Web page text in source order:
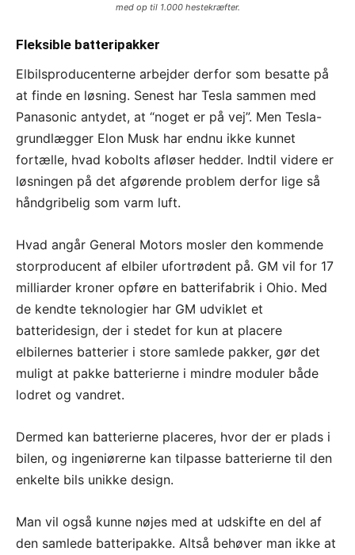
med op til 1.000 hestekræfter.
Fleksible batteripakker
Elbilsproducenterne arbejder derfor som besatte på
at finde en løsning. Senest har Tesla sammen med
Panasonic antydet, at “noget er på vej”. Men Tesla-
grundlægger Elon Musk har endnu ikke kunnet
fortælle, hvad kobolts afløser hedder. Indtil videre er
løsningen på det afgørende problem derfor lige så
håndgribelig som varm luft.
Hvad angår General Motors mosler den kommende
storproducent af elbiler ufortrødent på. GM vil for 17
milliarder kroner opføre en batterifabrik i Ohio. Med
de kendte teknologier har GM udviklet et
batteridesign, der i stedet for kun at placere
elbilernes batterier i store samlede pakker, gør det
muligt at pakke batterierne i mindre moduler både
lodret og vandret.
Dermed kan batterierne placeres, hvor der er plads i
bilen, og ingeniørerne kan tilpasse batterierne til den
enkelte bils unikke design.
Man vil også kunne nøjes med at udskifte en del af
den samlede batteripakke. Altså behøver man ikke at